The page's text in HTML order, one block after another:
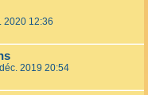
2020 12:36
2019 20:54